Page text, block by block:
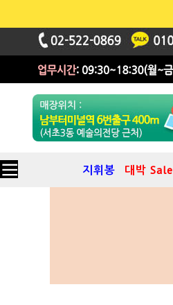
지휘봉 대박 Sale